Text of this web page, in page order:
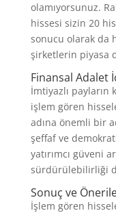
olamıyorsunuz.
hissesi sizin 20
sonucu olarak da
şirketlerin piyasa
Finansal Adalet
İmtiyazlı payların
işlem gören
adına önemli bir
şeffaf ve
yatırımcı güveni
sürdürülebilirliği
Sonuç ve
İşlem gören